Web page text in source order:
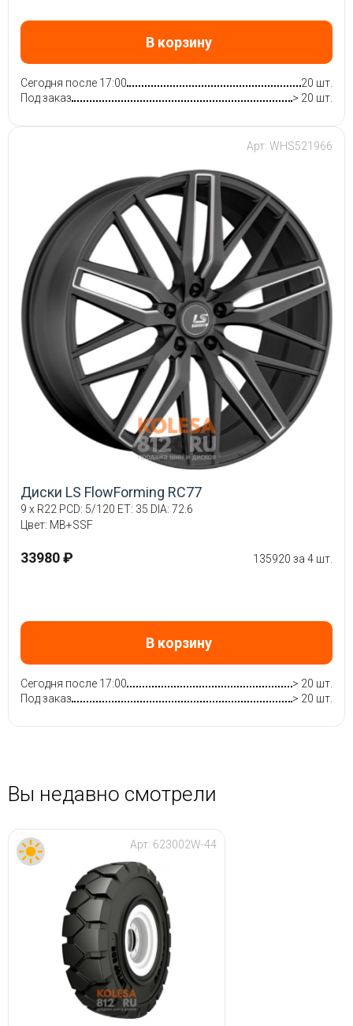
В корзину
Сегодня после 17:00
20 шт.
Под заказ
> 20 шт.
Арт: WHS521966
Диски LS FlowForming RC77
9 x R22 PCD: 5/120 ET: 35 DIA: 72.6
Цвет: MB+SSF
33980 ₽ 135920 за 4 шт.
В корзину
Сегодня после 17:00
> 20 шт.
Под заказ
> 20 шт.
Вы недавно смотрели
Арт: 623002W-44